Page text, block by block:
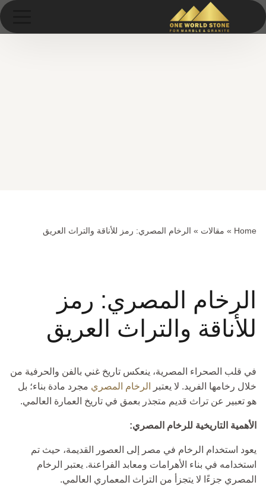
Home
» مقالات » الرخام المصري: رمز للأناقة والتراث العريق
الرخام المصري: رمز
للأناقة والتراث العريق
في قلب الصحراء المصرية، ينعكس تاريخ غني بالفن والحرفية من
خلال رخامها الفريد. لا يعتبر
الرخام المصري مجرد مادة بناء؛ بل
هو تعبير عن تراث قديم متجذر بعمق في تاريخ العمارة العالمي.
الأهمية التاريخية للرخام المصري:
يعود استخدام الرخام في مصر إلى العصور القديمة، حيث تم
استخدامه في بناء الأهرامات ومعابد الفراعنة. يعتبر الرخام
المصري جزءًا لا يتجزأ من التراث المعماري العالمي.